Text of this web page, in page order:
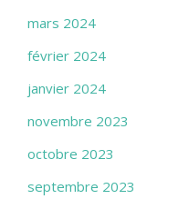
mars 2024
février 2024
janvier 2024
novembre 2023
octobre 2023
septembre 2023